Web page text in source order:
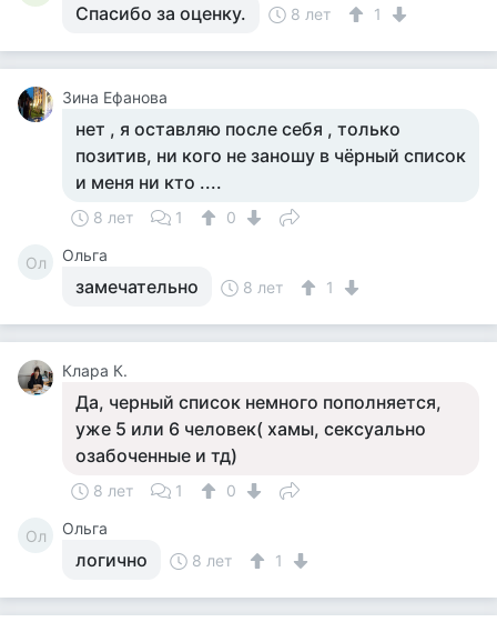
Спасибо за оценку. 8 лет 1
Зина Ефанова
нет , я оставляю после себя , только
позитив, ни кого не заношу в чёрный список
и меня ни кто ....
8 лет 1 0
Ол Ольга
замечательно 8 лет 1
Клара К.
Да, черный список немного пополняется,
уже 5 или 6 человек( хамы, сексуально
озабоченные и тд)
8 лет 1 0
Ол Ольга
логично 8 лет 1